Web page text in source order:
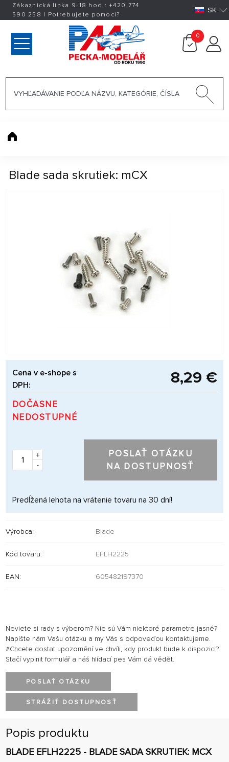
Zákaznická linka 9-18 hod.:+420 774
590 258 | Potrebujete pomoci? SK
0
Blade sada skrutiek: mCX
Cena v e-shope s
DPH:
8,29 €
DOČASNE
NEDOSTUPNÉ
+
-
POSLAŤ OTÁZKU
NA DOSTUPNOSŤ
Predĺžená lehota na vrátenie tovaru na 30 dní!
Výrobca: Blade
Kód tovaru: EFLH2225
EAN: 605482197370
Neviete si rady s výberom? Nie sú Vám niektoré parametre jasné?
Napíšte nám Vašu otázku a my Vás s odpoveďou kontaktujeme.
#Chcete dostat upozornění ve chvíli, kdy produkt bude k dispozici?
Stačí vyplnit formulář a náš hlídací pes Vám dá vědět.
POSLAŤ OTÁZKU
STRÁŽIŤ DOSTUPNOSŤ
Popis produktu
BLADE EFLH2225 - BLADE SADA SKRUTIEK: MCX